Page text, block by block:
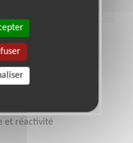
valeurs de l’E.S.A
et réactivité